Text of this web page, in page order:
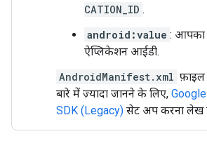
CATION_ID .
android:value : आपका
ऐप्लिकेशन आईडी.
AndroidManifest.xml
बारे में ज़्यादा जानने के लिए,
SDK (Legacy) सेट अप करना लेख